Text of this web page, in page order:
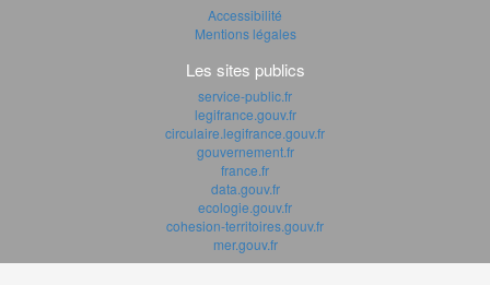
Accessibilité
Mentions légales
Les sites publics
service-public.fr
legifrance.gouv.fr
circulaire.legifrance.gouv.fr
gouvernement.fr
france.fr
data.gouv.fr
ecologie.gouv.fr
cohesion-territoires.gouv.fr
mer.gouv.fr